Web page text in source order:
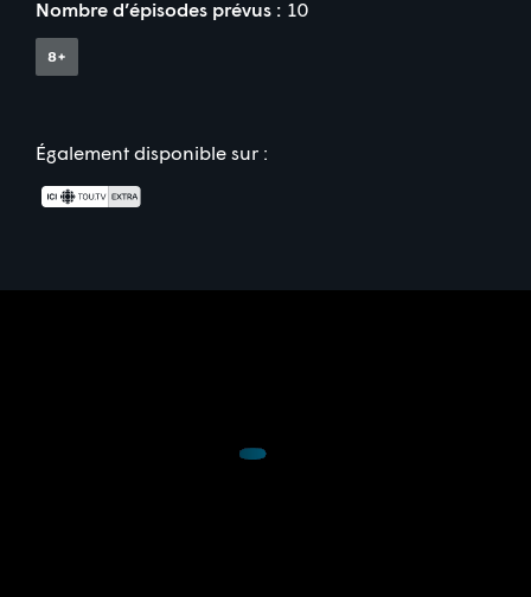
Nombre d’épisodes prévus : 10
Également disponible sur :